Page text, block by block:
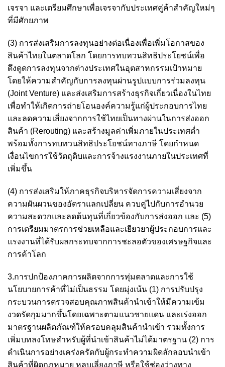
เจรจา และเตรียมศึกษาเพื่อเจรจากับประเทศคู่ค้าสำคัญใหม่ๆ
ที่มีศักยภาพ
(3) การส่งเสริมการลงทุนอย่างต่อเนื่องเพื่อเพิ่มโอกาสของ
สินค้าไทยในตลาดโลก โดยการทบทวนสิทธิประโยชน์เพื่อ
ดึงดูดการลงทุนจากต่างประเทศในอุตสาหกรรมเป้าหมาย
โดยให้ความสำคัญกับการลงทุนผ่านรูปแบบการร่วมลงทุน
(Joint Venture) และส่งเสริมการสร้างธุรกิจเกี่ยวเนื่องในไทย
เพื่อทำให้เกิดการถ่ายโอนองค์ความรู้แก่ผู้ประกอบการไทย
และลดความเสี่ยงจากการใช้ไทยเป็นทางผ่านในการส่งออก
สินค้า (Rerouting) และสร้างมูลค่าเพิ่มภายในประเทศต่ำ
พร้อมทั้งการทบทวนสิทธิประโยชน์ทางภาษี โดยกำหนด
เงื่อนไขการใช้วัตถุดิบและการจ้างแรงงานภายในประเทศที่
เพิ่มขึ้น
(4) การส่งเสริมให้ภาคธุรกิจบริหารจัดการความเสี่ยงจาก
ความผันผวนของอัตราแลกเปลี่ยน ควบคู่ไปกับการอำนวย
ความสะดวกและลดต้นทุนที่เกี่ยวข้องกับการส่งออก และ (5)
การเตรียมมาตรการช่วยเหลือและเยียวยาผู้ประกอบการและ
แรงงานที่ได้รับผลกระทบจากการชะลอตัวของเศรษฐกิจและ
การค้าโลก
3.การปกป้องภาคการผลิตจากการทุ่มตลาดและการใช้
นโยบายการค้าที่ไม่เป็นธรรม โดยมุ่งเน้น (1) การปรับปรุง
กระบวนการตรวจสอบคุณภาพสินค้านำเข้าให้มีความเข้ม
งวดรัดกุมมากขึ้นโดยเฉพาะตามแนวชายแดน และเร่งออก
มาตรฐานผลิตภัณฑ์ให้ครอบคลุมสินค้านำเข้า รวมทั้งการ
เพิ่มบทลงโทษสำหรับผู้ที่นำเข้าสินค้าไม่ได้มาตรฐาน (2) การ
ดำเนินการอย่างเคร่งครัดกับผู้กระทำความผิดลักลอบนำเข้า
สินค้าที่ผิดกฎหมาย หลบเลี่ยงภาษี หรือใช้ช่องว่างทาง